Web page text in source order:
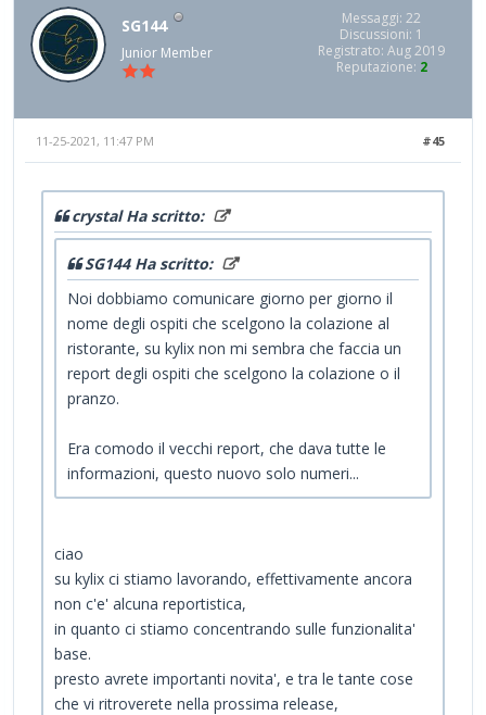
SG144
Junior Member
Messaggi: 22
Discussioni: 1
Registrato: Aug 2019
Reputazione: 2
#45
11-25-2021, 11:47 PM
crystal Ha scritto:
SG144 Ha scritto:
Noi dobbiamo comunicare giorno per giorno il
nome degli ospiti che scelgono la colazione al
ristorante, su kylix non mi sembra che faccia un
report degli ospiti che scelgono la colazione o il
pranzo.
Era comodo il vecchi report, che dava tutte le
informazioni, questo nuovo solo numeri...
ciao
su kylix ci stiamo lavorando, effettivamente ancora
non c'e' alcuna reportistica,
in quanto ci stiamo concentrando sulle funzionalita'
base.
presto avrete importanti novita', e tra le tante cose
che vi ritroverete nella prossima release,